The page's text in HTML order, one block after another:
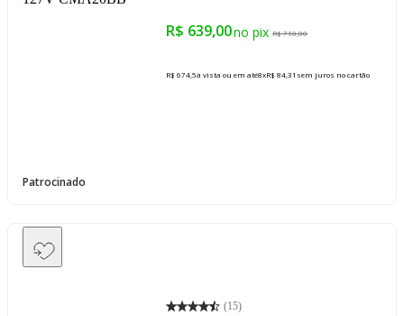
Patrocinado
R$ 639,00 R$ 710,00
R$ 674,5à vista ou em até8xR$ 84,31 sem juros no cartão
(15)